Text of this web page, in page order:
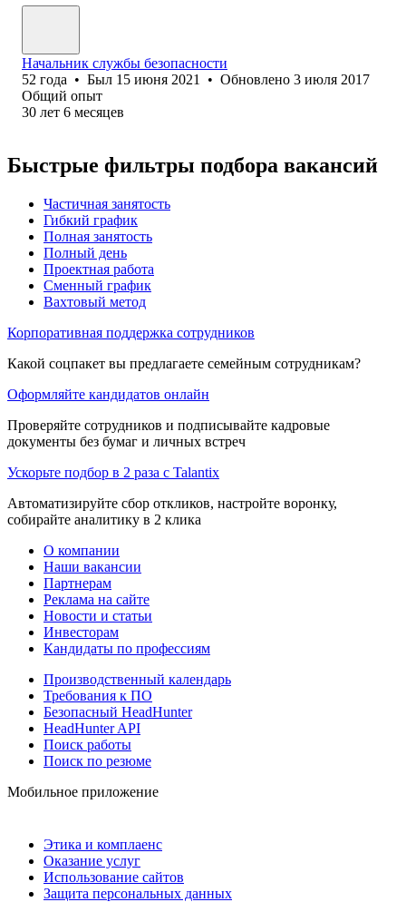
Начальник службы безопасности
52 года • Был 15 июня 2021 • Обновлено 3 июля 2017
Общий опыт
30 лет 6 месяцев
Быстрые фильтры подбора вакансий
Частичная занятость
Гибкий график
Полная занятость
Полный день
Проектная работа
Сменный график
Вахтовый метод
Корпоративная поддержка сотрудников
Какой соцпакет вы предлагаете семейным сотрудникам?
Оформляйте кандидатов онлайн
Проверяйте сотрудников и подписывайте кадровые
документы без бумаг и личных встреч
Ускорьте подбор в 2 раза с Talantix
Автоматизируйте сбор откликов, настройте воронку,
собирайте аналитику в 2 клика
О компании
Наши вакансии
Партнерам
Реклама на сайте
Новости и статьи
Инвесторам
Кандидаты по профессиям
Производственный календарь
Требования к ПО
Безопасный HeadHunter
HeadHunter API
Поиск работы
Поиск по резюме
Мобильное приложение
Этика и комплаенс
Оказание услуг
Использование сайтов
Защита персональных данных